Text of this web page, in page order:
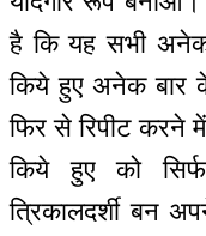
है कि यह सभी अनेक
किये हुए अनेक बार
फिर से रिपीट करने
किये हुए को
त्रिकालदर्शी बन